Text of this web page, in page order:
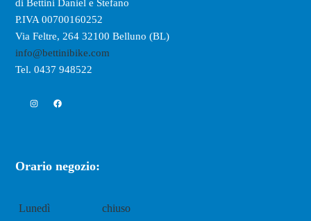
di Bettini Daniel e Stefano
P.IVA 00700160252
Via Feltre, 264 32100 Belluno (BL)
info@bettinibike.com
Tel. 0437 948522
InstagramFacebook
Orario negozio:
Lunedì
chiuso